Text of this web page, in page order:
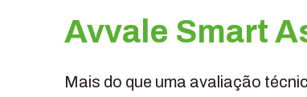
Avvale Smart
Mais do que uma avaliação